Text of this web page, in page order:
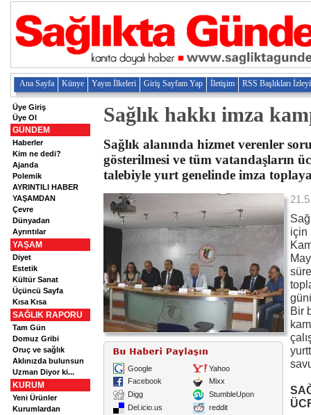
Ana Sayfa Künye Yayın İlkeleri Giriş Sayfam Yap İletişim RSS Başlıkları
Üye Giriş
Üye Ol
GÜNDEM
Haberler
Kim ne dedi?
Ajanda
Polemik
AYRINTILI HABER
YAŞAMDAN
Çevre
Dünyadan
Ayrıntılar
YAŞAM
Diyet
Estetik
Kültür Sanat
Üçüncü Sayfa
Kısa Kısa
SAĞLIK RAPORU
Tam Gün
Domuz Gribi
Oruç ve sağlık
Aklınızda bulunsun
Uzman Diyor ki...
KURUM
Yeni Ürünler
Kurumlardan
Sağlık hakkı imza
Sağlık alanında hizmet verenler
gösterilmesi ve tüm vatandaşların
talebiyle yurt genelinde imza
Google
Yahoo
Facebook
Mixx
Digg
StumbleUpon
Del.icio.us
reddit
için
Bir